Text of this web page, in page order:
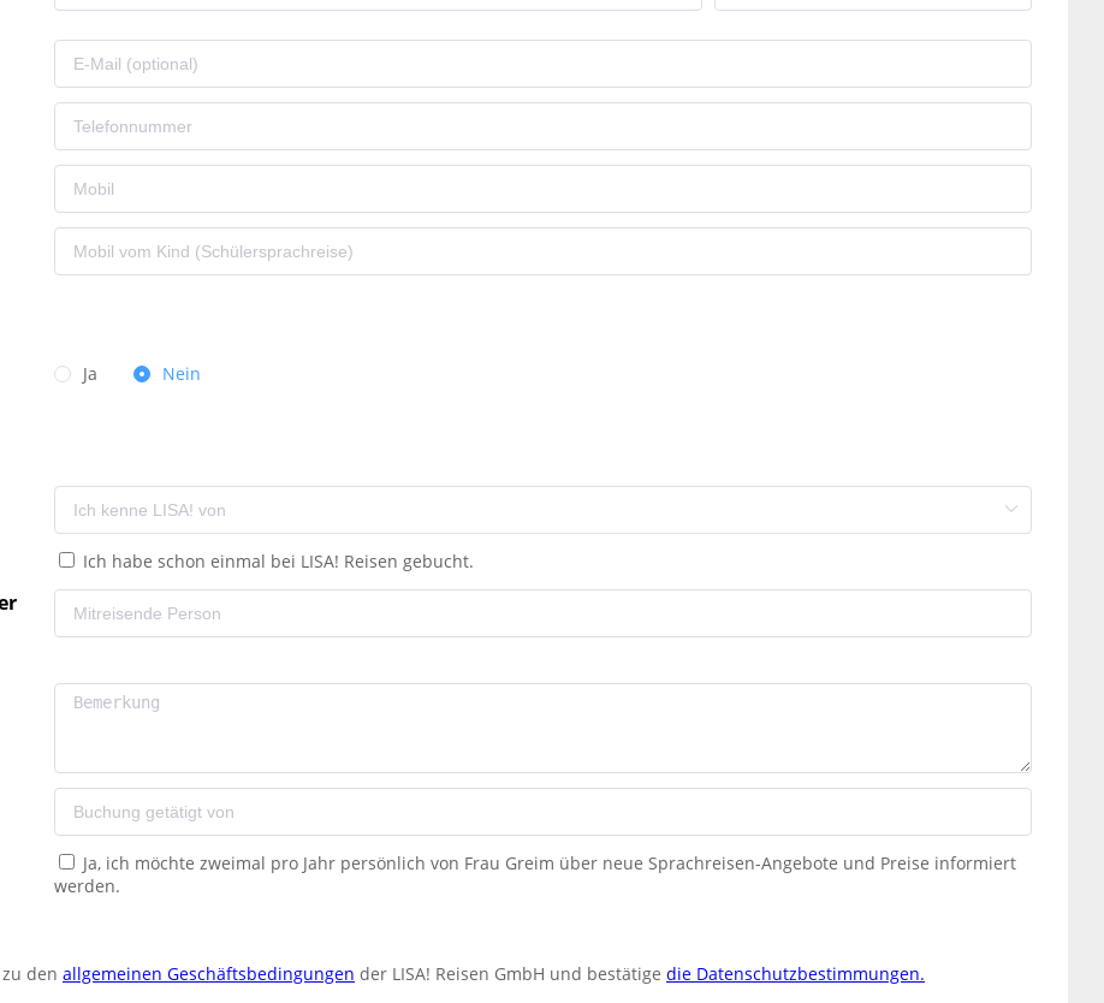
Ja Nein
Ich habe schon einmal bei LISA! Reisen gebucht.
Ja, ich möchte zweimal pro Jahr persönlich von Frau Greim über neue Sprachreisen-Angebote und Preise informiert
werden.
den allgemeinen Geschäftsbedingungen der LISA! Reisen GmbH und bestätige die Datenschutzbestimmungen.